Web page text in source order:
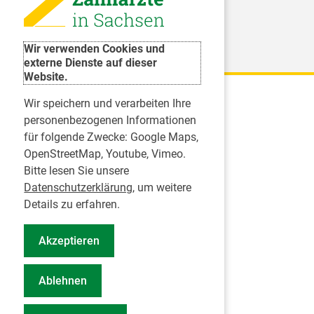
Wir verwenden Cookies und
externe Dienste auf dieser
Website.
Wir speichern und verarbeiten Ihre
personenbezogenen Informationen
für folgende Zwecke: Google Maps,
OpenStreetMap, Youtube, Vimeo.
Bitte lesen Sie unsere
Datenschutzerklärung, um weitere
Details zu erfahren.
Akzeptieren
Ablehnen
Karriere
Inserate
Praktikum in einer Zahnarztpraxis
Jobs im Zahnärztehaus
Presse
Pressemitteilungen